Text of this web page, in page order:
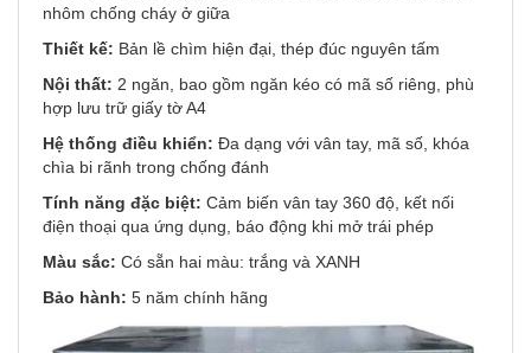
nhôm chống cháy ở giữa
Thiết kế: Bản lề chìm hiện đại, thép đúc nguyên tấm
Nội thất: 2 ngăn, bao gồm ngăn kéo có mã số riêng, phù
hợp lưu trữ giấy tờ A4
Hệ thống điều khiển: Đa dạng với vân tay, mã số, khóa
chìa bi rãnh trong chống đánh
Tính năng đặc biệt: Cảm biến vân tay 360 độ, kết nối
điện thoại qua ứng dụng, báo động khi mở trái phép
Màu sắc: Có sẵn hai màu: trắng và XANH
Bảo hành: 5 năm chính hãng